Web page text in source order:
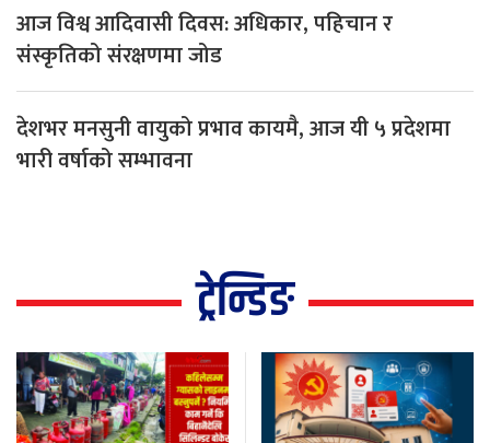
आज विश्व आदिवासी दिवस: अधिकार, पहिचान र
संस्कृतिको संरक्षणमा जोड
देशभर मनसुनी वायुको प्रभाव कायमै, आज यी ५ प्रदेशमा
भारी वर्षाको सम्भावना
ट्रेन्डिङ